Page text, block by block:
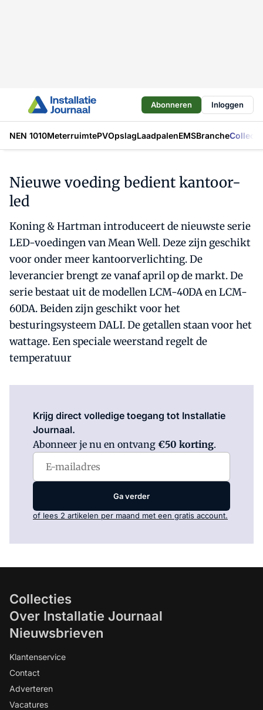
Abonneren Inloggen
NEN 1010MeterruimtePVOpslagLaadpalenEMSBranche
Nieuwe voeding bedient kantoor-
led
Koning & Hartman introduceert de nieuwste serie
LED-voedingen van Mean Well. Deze zijn geschikt
voor onder meer kantoorverlichting. De
leverancier brengt ze vanaf april op de markt. De
serie bestaat uit de modellen LCM-40DA en LCM-
60DA. Beiden zijn geschikt voor het
besturingsysteem DALI. De getallen staan voor het
wattage. Een speciale weerstand regelt de
temperatuur
Krijg direct volledige toegang tot Installatie
Journaal.
Abonneer je nu en ontvang €50 korting.
Ga verder
of lees 2 artikelen per maand met een gratis account.
Collecties
Over Installatie Journaal
Nieuwsbrieven
Klantenservice
Contact
Adverteren
Vacatures